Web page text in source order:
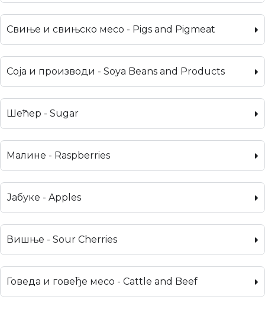
Свиње и свињско месо - Pigs and Pigmeat
Соја и производи - Soya Beans and Products
Шећер - Sugar
Малине - Raspberries
Јабуке - Apples
Вишње - Sour Cherries
Говеда и говеђе месо - Cattle and Beef